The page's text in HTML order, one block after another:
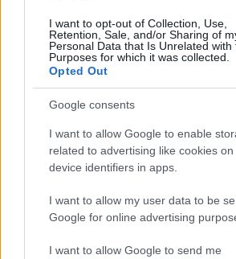
I want to opt-out of Collection, Use,
Retention, Sale, and/or Sharing of
Personal Data that Is Unrelated with
Purposes for which it was collected.
Opted Out
Google consents
I want to allow Google to enable
related to advertising like cookies
device identifiers in apps.
I want to allow my user data to be
Google for online advertising
I want to allow Google to send me
paksi atomerőmű Paks II Paks II.
Paks II.: Mit jelent az 5. blokk új
felülvizsgálat árnyékában?
Megkezdődött az 5. blokk
kivitelezése, miközben a felülvizsgálat arra
hogy a megváltozott gazdasági és
milyen feltételek mellett érdemes
egyik legnagyobb beruházását.
Elkészült a Liszt
közelében lévő